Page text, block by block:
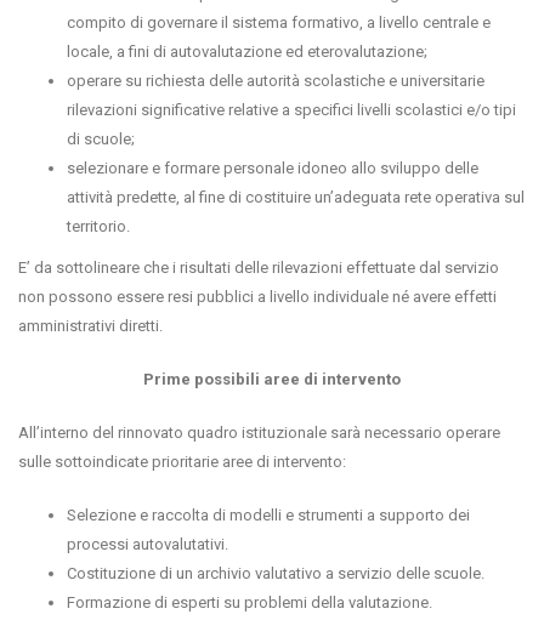
compito di governare il sistema formativo, a livello centrale e
locale, a fini di autovalutazione ed eterovalutazione;
operare su richiesta delle autorità scolastiche e universitarie
rilevazioni significative relative a specifici livelli scolastici e/o tipi
di scuole;
selezionare e formare personale idoneo allo sviluppo delle
attività predette, al fine di costituire un’adeguata rete operativa sul
territorio.
E’ da sottolineare che i risultati delle rilevazioni effettuate dal servizio
non possono essere resi pubblici a livello individuale né avere effetti
amministrativi diretti.
Prime possibili aree di intervento
All’interno del rinnovato quadro istituzionale sarà necessario operare
sulle sottoindicate prioritarie aree di intervento:
Selezione e raccolta di modelli e strumenti a supporto dei
processi autovalutativi.
Costituzione di un archivio valutativo a servizio delle scuole.
Formazione di esperti su problemi della valutazione.